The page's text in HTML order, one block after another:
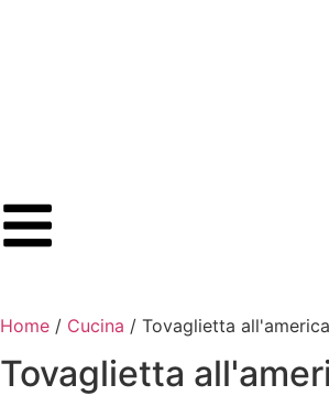
Home / Cucina / Tovaglietta
Tovaglietta